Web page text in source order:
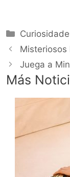
Categorías
Misteriosos
Juega a
Más